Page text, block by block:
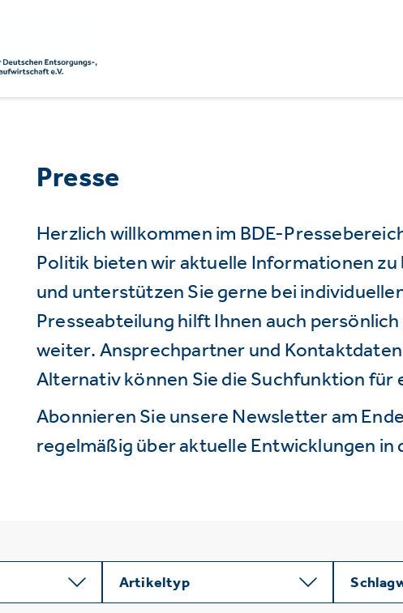
Presse
Herzlich willkommen im BDE-
Politik bieten wir aktuelle Informationen
und unterstützen Sie gerne bei
Presseabteilung hilft Ihnen auch persönlich
weiter. Ansprechpartner und
Alternativ können Sie die Suchfunktion für
Abonnieren Sie unsere Newsletter am
regelmäßig über aktuelle Entwicklungen in
Artikeltyp